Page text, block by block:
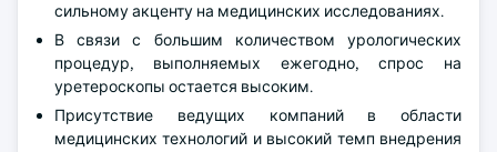
сильному акценту на медицинских исследованиях.
В связи с большим количеством урологических
процедур, выполняемых ежегодно, спрос на
уретероскопы остается высоким.
Присутствие ведущих компаний в области
медицинских технологий и высокий темп внедрения